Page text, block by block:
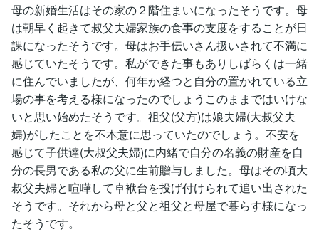
母の新婚生活はその家の２階住まいになったそうです。母
は朝早く起きて叔父夫婦家族の食事の支度をすることが日
課になったそうです。母はお手伝いさん扱いされて不満に
感じていたそうです。私ができた事もありしばらくは一緒
に住んでいましたが、何年か経つと自分の置かれている立
場の事を考える様になったのでしょうこのままではいけな
いと思い始めたそうです。祖父(父方)は娘夫婦(大叔父夫
婦)がしたことを不本意に思っていたのでしょう。不安を
感じて子供達(大叔父夫婦)に内緒で自分の名義の財産を自
分の長男である私の父に生前贈与しました。母はその頃大
叔父夫婦と喧嘩して卓袱台を投げ付けられて追い出された
そうです。それから母と父と祖父と母屋で暮らす様になっ
たそうです。